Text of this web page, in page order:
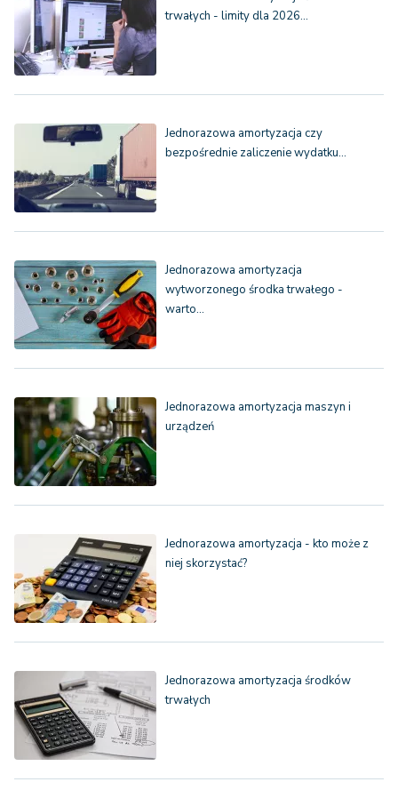
trwałych - limity dla 2026…
Jednorazowa amortyzacja czy
bezpośrednie zaliczenie wydatku…
Jednorazowa amortyzacja
wytworzonego środka trwałego -
warto…
Jednorazowa amortyzacja maszyn i
urządzeń
Jednorazowa amortyzacja - kto może z
niej skorzystać?
Jednorazowa amortyzacja środków
trwałych